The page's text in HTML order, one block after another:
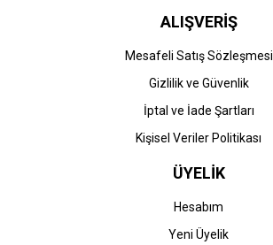
ALIŞVERİŞ
Mesafeli Satış Sözleşmesi
Gizlilik ve Güvenlik
İptal ve İade Şartları
Kişisel Veriler Politikası
ÜYELİK
Hesabım
Yeni Üyelik